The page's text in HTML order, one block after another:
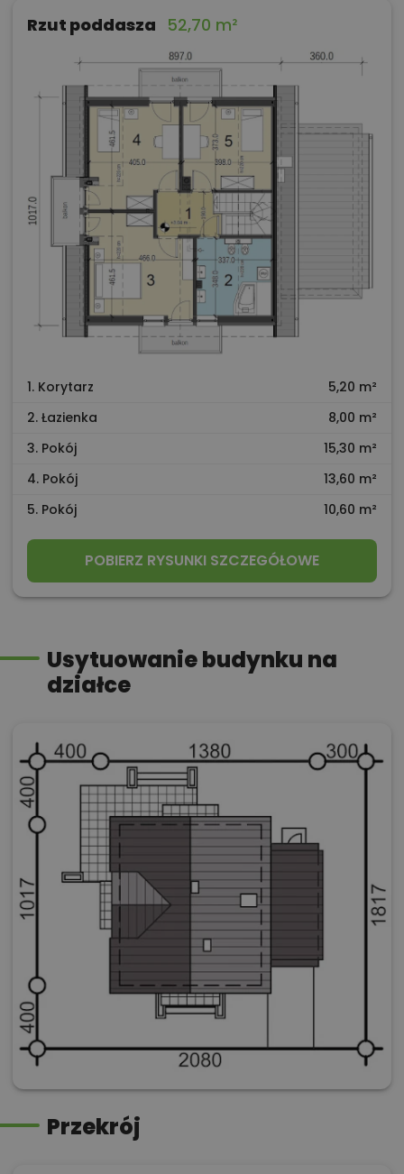
Rzut poddasza 52,70 m²
1. Korytarz
5,20 m²
2. Łazienka
8,00 m²
3. Pokój
15,30 m²
4. Pokój
13,60 m²
5. Pokój
10,60 m²
POBIERZ RYSUNKI SZCZEGÓŁOWE
Usytuowanie budynku na
działce
Przekrój